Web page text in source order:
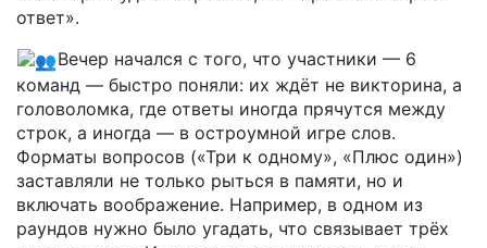
ответ».
Вечер начался с того, что участники — 6
команд — быстро поняли: их ждёт не викторина, а
головоломка, где ответы иногда прячутся между
строк, а иногда — в остроумной игре слов.
Форматы вопросов («Три к одному», «Плюс один»)
заставляли не только рыться в памяти, но и
включать воображение. Например, в одном из
раундов нужно было угадать, что связывает трёх